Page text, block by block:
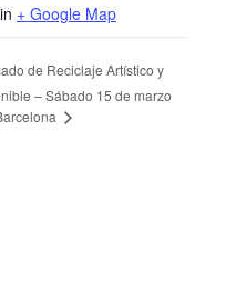
+ Google Map
de Reciclaje Artístico y
– Sábado 15 de marzo